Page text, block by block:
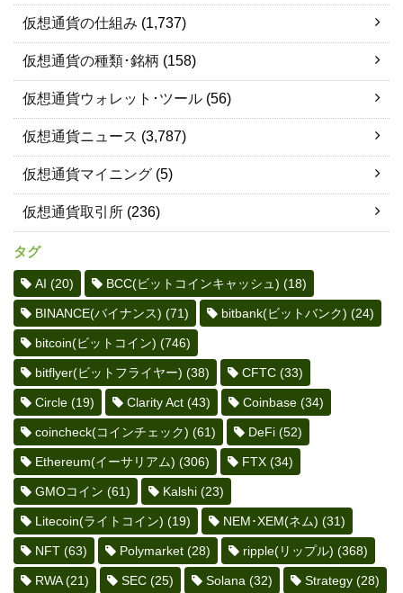
仮想通貨の仕組み (1,737)
仮想通貨の種類･銘柄 (158)
仮想通貨ウォレット･ツール (56)
仮想通貨ニュース (3,787)
仮想通貨マイニング (5)
仮想通貨取引所 (236)
タグ
AI (20) BCC(ビットコインキャッシュ) (18)
BINANCE(バイナンス) (71) bitbank(ビットバンク) (24)
bitcoin(ビットコイン) (746)
bitflyer(ビットフライヤー) (38) CFTC (33)
Circle (19) Clarity Act (43) Coinbase (34)
coincheck(コインチェック) (61) DeFi (52)
Ethereum(イーサリアム) (306) FTX (34)
GMOコイン (61) Kalshi (23)
Litecoin(ライトコイン) (19) NEM･XEM(ネム) (31)
NFT (63) Polymarket (28) ripple(リップル) (368)
RWA(21) SEC (25) Solana (32) Strategy (28)